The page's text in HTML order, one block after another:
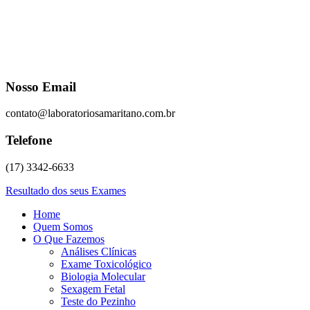
Nosso Email
contato@laboratoriosamaritano.com.br
Telefone
(17) 3342-6633
Resultado dos seus Exames
Home
Quem Somos
O Que Fazemos
Análises Clínicas
Exame Toxicológico
Biologia Molecular
Sexagem Fetal
Teste do Pezinho